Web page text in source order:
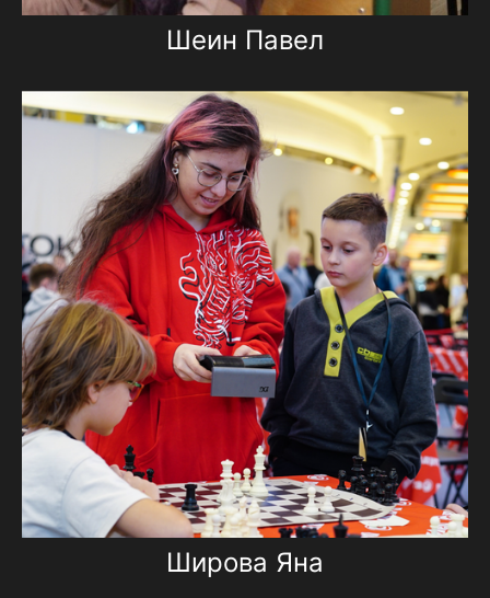
Шеин Павел
Широва Яна